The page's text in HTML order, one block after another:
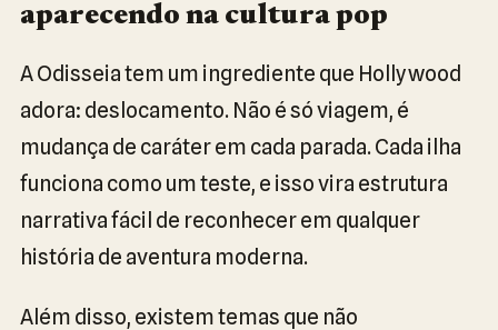
aparecendo na cultura pop
A Odisseia tem um ingrediente que Hollywood
adora: deslocamento. Não é só viagem, é
mudança de caráter em cada parada. Cada ilha
funciona como um teste, e isso vira estrutura
narrativa fácil de reconhecer em qualquer
história de aventura moderna.
Além disso, existem temas que não